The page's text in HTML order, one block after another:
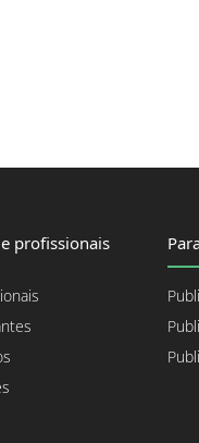
profissionais